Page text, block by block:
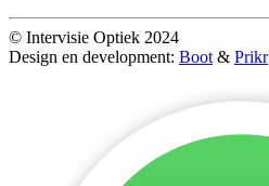
© Intervisie Optiek 2024
Design en development: Boot & Prikr